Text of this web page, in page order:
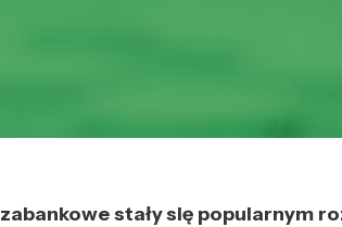
stały się popularnym